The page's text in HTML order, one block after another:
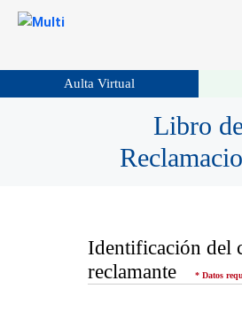
Aulta Virtual
Libro
Identificación del
reclamante
* Datos